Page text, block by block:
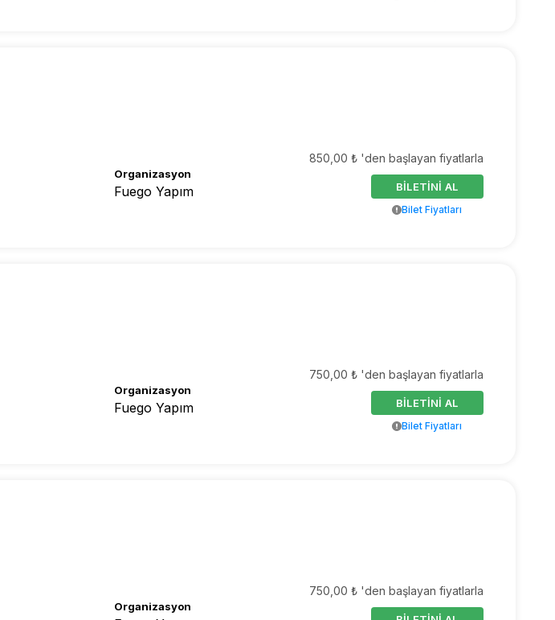
Organizasyon
Fuego Yapım
850,00 ₺ 'den başlayan fiyatlarla
BİLETİNİ AL
Bilet Fiyatları
Organizasyon
Fuego Yapım
750,00 ₺ 'den başlayan fiyatlarla
BİLETİNİ AL
Bilet Fiyatları
Organizasyon
750,00 ₺ 'den başlayan fiyatlarla